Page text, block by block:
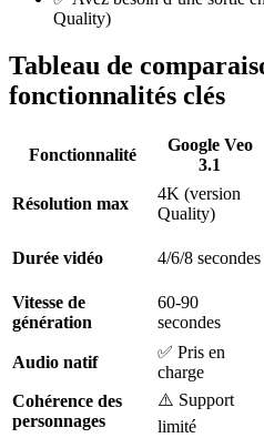
Quality)
Tableau de
fonctionnalités clés
Fonctionnalité
Google Veo
3.1
Résolution max
4K (version
Quality)
Durée vidéo 4/6/8 secondes
Vitesse de
génération
60-90
secondes
Audio natif
✅ Pris en
charge
Cohérence des
personnages
⚠️ Support
limité